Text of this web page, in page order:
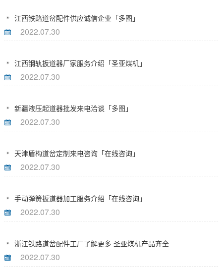
江西铁路道岔配件供应诚信企业「多图」
2022.07.30
江西钢轨扳道器厂家服务介绍「圣亚煤机」
2022.07.30
新疆液压起道器批发来电洽谈「多图」
2022.07.30
天津盾构道岔定制来电咨询「在线咨询」
2022.07.30
手动弹簧扳道器加工服务介绍「在线咨询」
2022.07.30
浙江铁路道岔配件工厂了解更多 圣亚煤机产品齐全
2022.07.30